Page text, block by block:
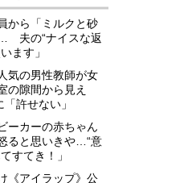
から「ミルクと砂
夫の“ナイスな返
ます」
気の男性教師が女
隙間から見え
許せない」
ーカーの赤ちゃん
ると思いきや…“意
すてき！」
《アイラップ》公